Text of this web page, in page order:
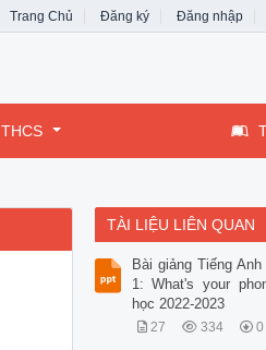
Trang Chủ Đăng ký Đăng nhập
THCS
TÀI LIỆU LIÊN QUAN
Bài giảng Tiếng
1: What's your
học 2022-2023
27 334 0